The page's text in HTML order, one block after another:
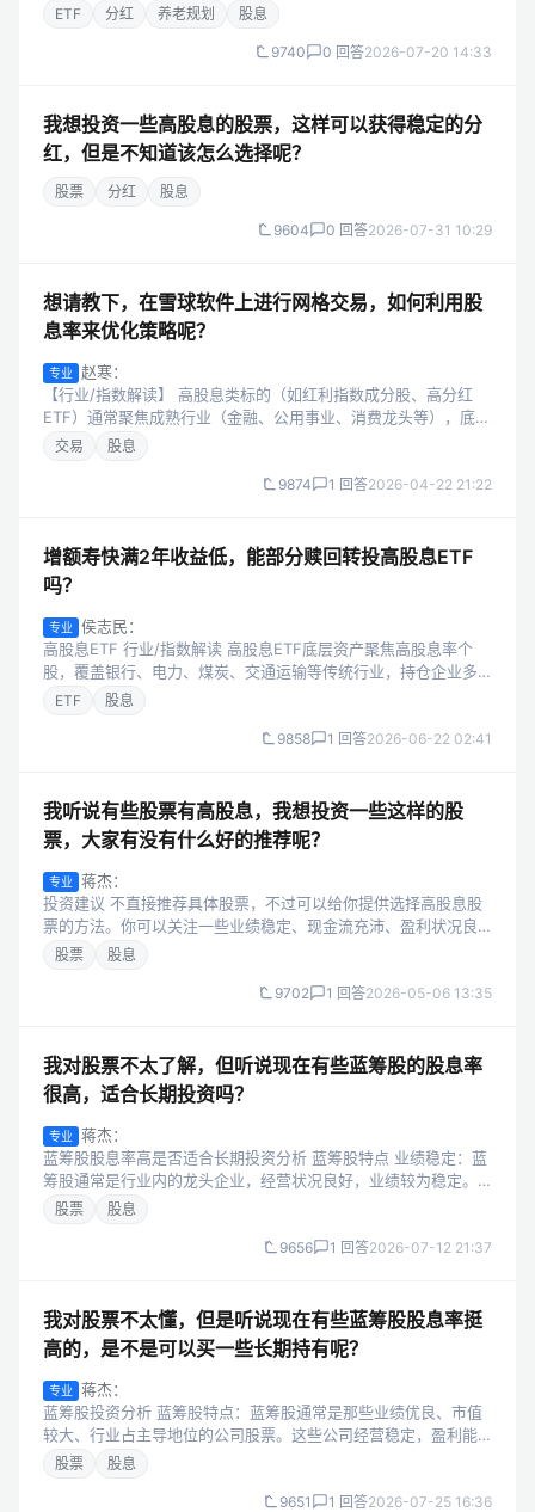
ETF 分红 养老规划 股息
9740 0 回答2026-07-20 14:33
我想投资一些高股息的股票，这样可以获得稳定的分
红，但是不知道该怎么选择呢？
股票 分红 股息
9604 0 回答2026-07-31 10:29
想请教下，在雪球软件上进行网格交易，如何利用股
息率来优化策略呢？
专业
赵寒：
【行业/指数解读】 高股息类标的（如红利指数成分股、高分红
ETF）通常聚焦成熟行业（金融、公用事业、消费龙头等），底层
资产盈利稳定、现金流充沛，分红率持续较高。这类标的波动率
交易 股息
9874 1 回答2026-04-22 21:22
增额寿快满2年收益低，能部分赎回转投高股息ETF
吗？
专业
侯志民：
高股息ETF 行业/指数解读 高股息ETF底层资产聚焦高股息率个
股，覆盖银行、电力、煤炭、交通运输等传统行业，持仓企业多
具备稳定现金流与持续分红能力，核心特性为防守型配置工具。
ETF 股息
9858 1 回答2026-06-22 02:41
我听说有些股票有高股息，我想投资一些这样的股
票，大家有没有什么好的推荐呢？
专业
蒋杰：
投资建议 不直接推荐具体股票，不过可以给你提供选择高股息股
票的方法。你可以关注一些业绩稳定、现金流充沛、盈利状况良
好的行业，如银行、电力、煤炭等，这些行业中的企业往往有较
股票 股息
9702 1 回答2026-05-06 13:35
我对股票不太了解，但听说现在有些蓝筹股的股息率
很高，适合长期投资吗？
专业
蒋杰：
蓝筹股股息率高是否适合长期投资分析 蓝筹股特点 业绩稳定：蓝
筹股通常是行业内的龙头企业，经营状况良好，业绩较为稳定。
这为持续的分红提供了基础，较高的股息率往往是其盈利稳定的
股票 股息
9656 1 回答2026-07-12 21:37
我对股票不太懂，但是听说现在有些蓝筹股股息率挺
高的，是不是可以买一些长期持有呢？
专业
蒋杰：
蓝筹股投资分析 蓝筹股特点：蓝筹股通常是那些业绩优良、市值
较大、行业占主导地位的公司股票。这些公司经营稳定，盈利能
力强，许多公司会定期分红，股息率相对较高。 长期持有优势：
股票 股息
9651 1 回答2026-07-25 16:36